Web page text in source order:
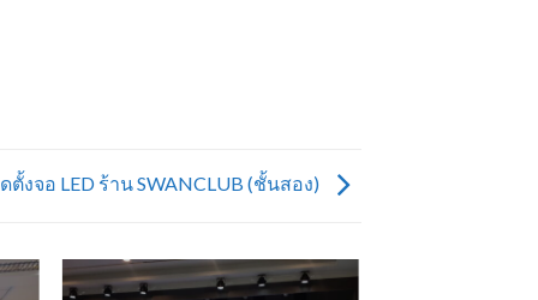
ตั้งจอ LED ร้าน SWANCLUB (ชั้นสอง)